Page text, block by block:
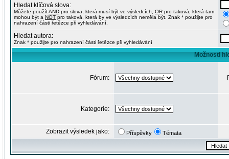
Hledat klíčová slova:
Můžete použítAND pro slova, která musí být ve výsledcích, OR pro taková, která tam
mohou být a NOT pro taková, která by ve výsledcích neměla být. Znak * použijte pro
nahrazení části řetězce při vyhledávání.
Hledat autora:
Znak * použijte pro nahrazení části řetězce při vyhledávání
Možnosti
Fórum:
Kategorie:
Zobrazit výsledek jako: Příspěvky Témata